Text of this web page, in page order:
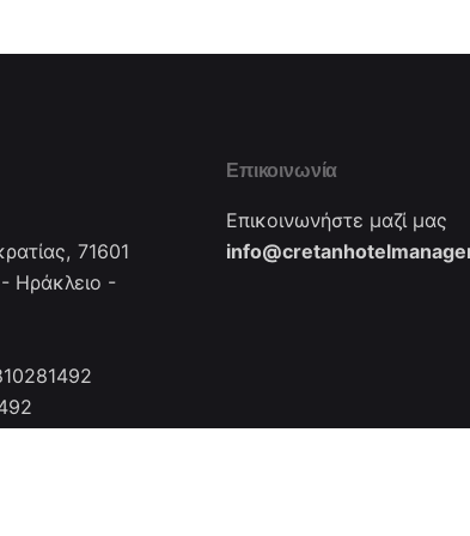
71601
Ηράκλειο -
Επικοινωνία
Επικοινωνήστε μαζί μας